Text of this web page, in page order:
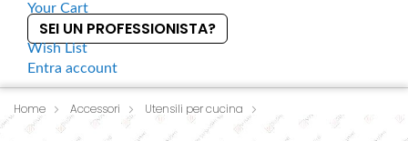
Your Cart
SEI UN PROFESSIONISTA?
Wish List
Entra account
S
k
i
Home Accessori
Utensili per cucina
Hasegawa Spugnetta abrasiva
S